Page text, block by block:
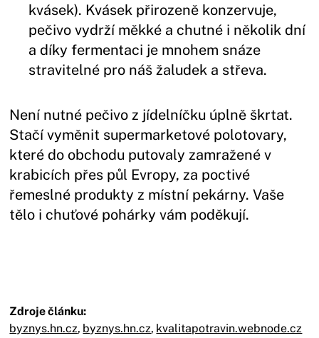
kvásek). Kvásek přirozeně konzervuje,
pečivo vydrží měkké a chutné i několik dní
a díky fermentaci je mnohem snáze
stravitelné pro náš žaludek a střeva.
Není nutné pečivo z jídelníčku úplně škrtat.
Stačí vyměnit supermarketové polotovary,
které do obchodu putovaly zamražené v
krabicích přes půl Evropy, za poctivé
řemeslné produkty z místní pekárny. Vaše
tělo i chuťové pohárky vám poděkují.
Zdroje článku:
byznys.hn.cz, byznys.hn.cz, kvalitapotravin.webnode.cz